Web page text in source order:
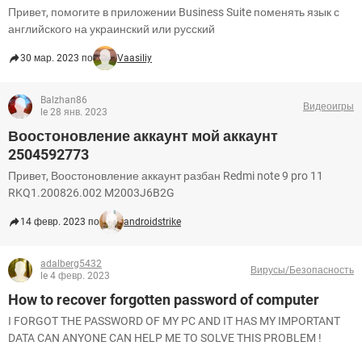
Привет, помогите в приложении Business Suite поменять язык с
английского на украинский или русский
30 мар. 2023 по Vaasiliy
Balzhan86
le 28 янв. 2023
Видеоигры
Воостоновление аккаунт мой аккаунт
2504592773
Привет, Воостоновление аккаунт разбан Redmi note 9 pro 11
RKQ1.200826.002 M2003J6B2G
14 февр. 2023 по androidstrike
adalberg5432
le 4 февр. 2023
Вирусы/Безопасность
How to recover forgotten password of computer
I FORGOT THE PASSWORD OF MY PC AND IT HAS MY IMPORTANT
DATA CAN ANYONE CAN HELP ME TO SOLVE THIS PROBLEM !